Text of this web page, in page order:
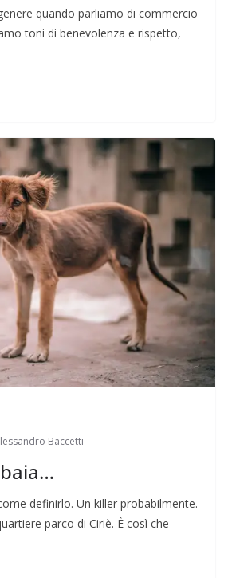
quando parliamo di commercio
toni di benevolenza e rispetto,
Baccetti
definirlo. Un killer probabilmente.
parco di Ciriè. È così che